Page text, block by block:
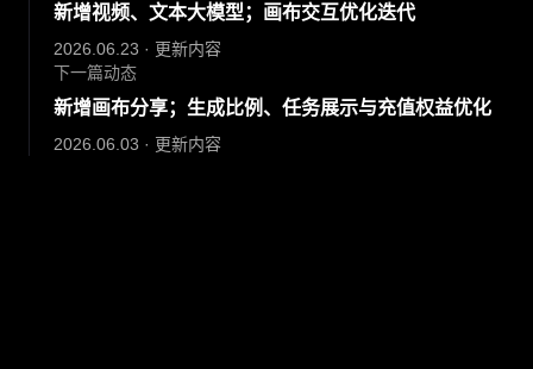
新增视频、文本大模型；画布交互优化迭代
2026.06.23 · 更新内容
下一篇动态
新增画布分享；生成比例、任务展示与充值权益优化
2026.06.03 · 更新内容